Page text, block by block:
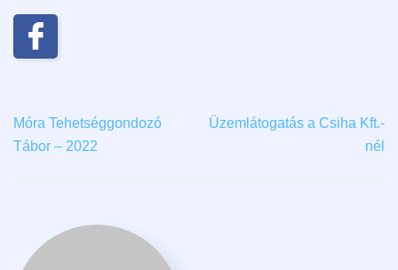
Móra Tehetséggondozó
Tábor – 2022
Üzemlátogatás a Csiha Kft.-
nél